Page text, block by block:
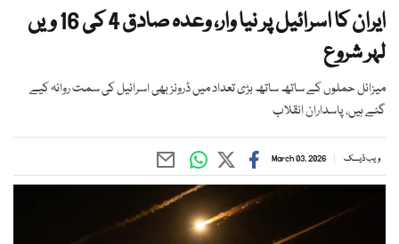
ایران کا اسرائیل پر نیا وار، وعدہ صادق 4 کی 16 ویں
لہر شروع
میزائل حملوں کے ساتھ ساتھ بڑی تعداد میں ڈرونز بھی اسرائیل کی سمت روانہ کیے
گئے ہیں، پاسداران انقلاب
ویب ڈیسک March 03, 2026